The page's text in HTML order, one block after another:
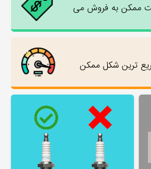
ممکن به فروش می
ترین شکل ممکن